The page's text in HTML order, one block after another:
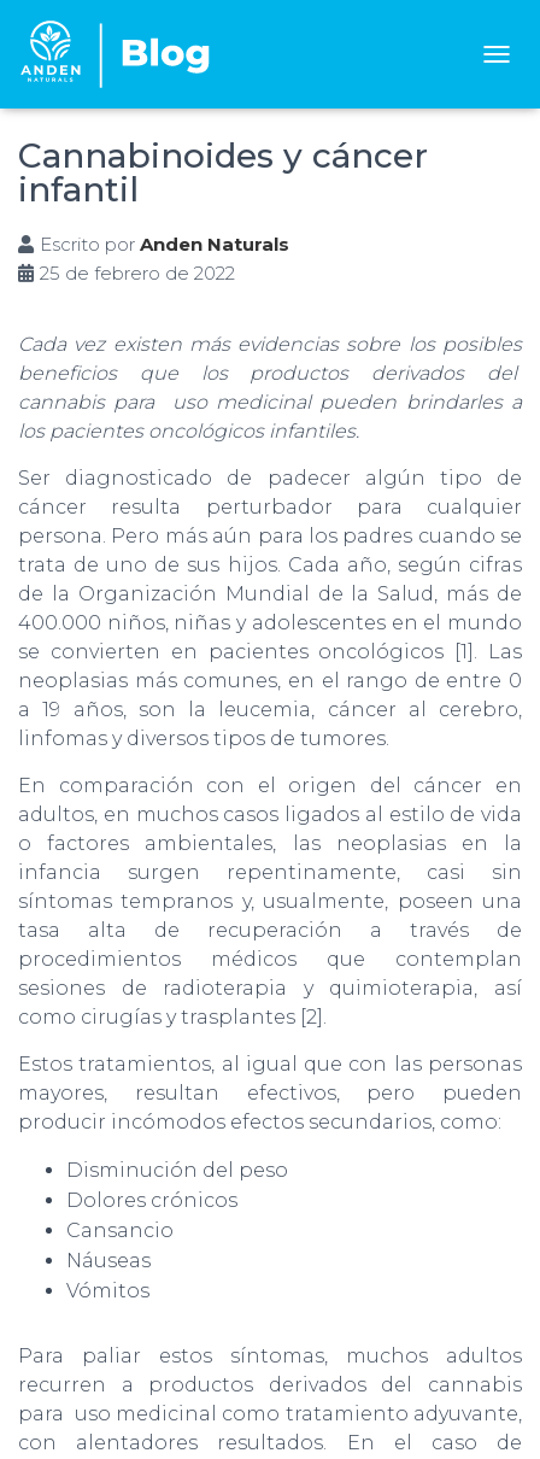
E
N
A
A
C
N
Cannabinoides y cáncer
infantil
Escrito por Anden Naturals
25 de febrero de 2022
Cada vez existen más evidencias sobre los posibles
beneficios que los productos derivados del
cannabis para uso medicinal pueden brindarles a
los pacientes oncológicos infantiles.
Ser diagnosticado de padecer algún tipo de
cáncer resulta perturbador para cualquier
persona. Pero más aún para los padres cuando se
trata de uno de sus hijos. Cada año, según cifras
de la Organización Mundial de la Salud, más de
400.000 niños, niñas y adolescentes en el mundo
se convierten en pacientes oncológicos [1]. Las
neoplasias más comunes, en el rango de entre 0
a 19 años, son la leucemia, cáncer al cerebro,
linfomas y diversos tipos de tumores.
En comparación con el origen del cáncer en
adultos, en muchos casos ligados al estilo de vida
o factores ambientales, las neoplasias en la
infancia surgen repentinamente, casi sin
síntomas tempranos y, usualmente, poseen una
tasa alta de recuperación a través de
procedimientos médicos que contemplan
sesiones de radioterapia y quimioterapia, así
como cirugías y trasplantes [2].
Estos tratamientos, al igual que con las personas
mayores, resultan efectivos, pero pueden
producir incómodos efectos secundarios, como:
Disminución del peso
Dolores crónicos
Cansancio
Náuseas
Vómitos
Para paliar estos síntomas, muchos adultos
recurren a productos derivados del cannabis
para uso medicinal como tratamiento adyuvante,
con alentadores resultados. En el caso de